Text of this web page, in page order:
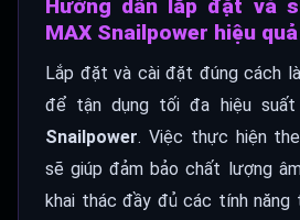
Hướng dẫn lắp đặt và
MAX Snailpower hiệu quả
Lắp đặt và cài đặt đúng cách
để tận dụng tối đa hiệu suất
Snailpower. Việc thực hiện
sẽ giúp đảm bảo chất lượng
khai thác đầy đủ các tính năng